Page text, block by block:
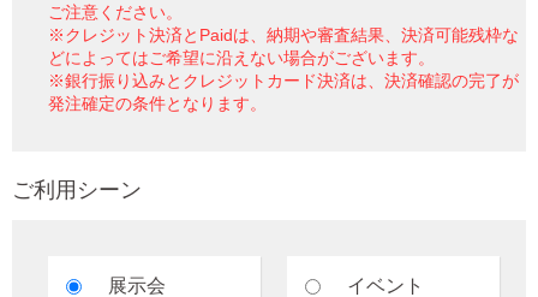
ご注意ください。
※クレジット決済とPaidは、納期や審査結果、決済可能残枠な
どによってはご希望に沿えない場合がございます。
※銀行振り込みとクレジットカード決済は、決済確認の完了が
発注確定の条件となります。
ご利用シーン
展示会 イベント